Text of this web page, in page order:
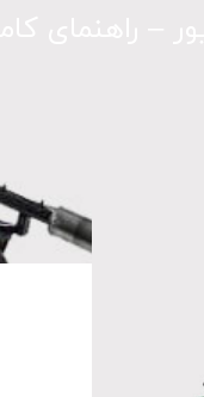
– راهنمای کامل